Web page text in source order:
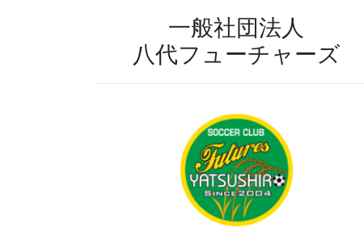
一般社団法人
八代フューチャーズ